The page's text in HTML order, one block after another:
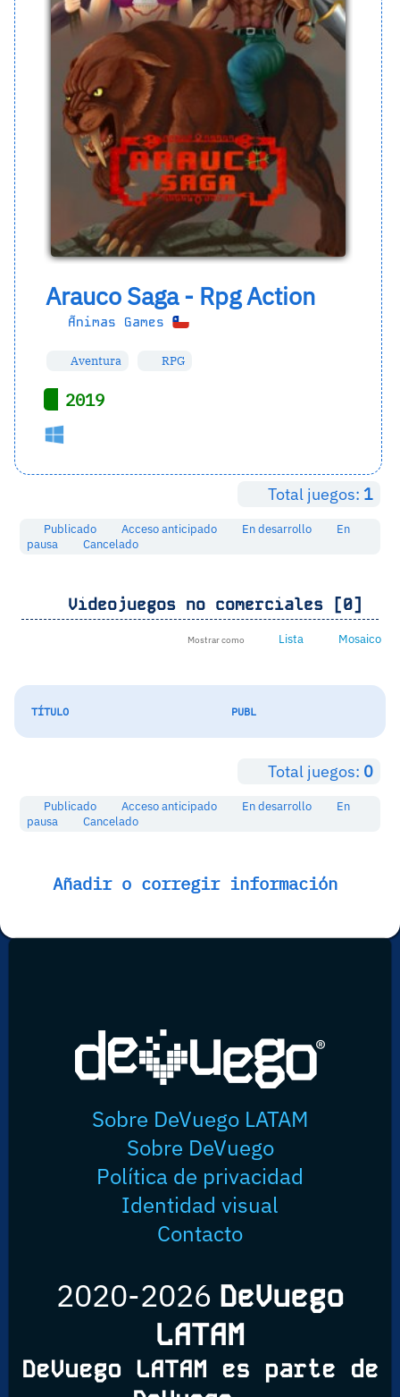
Arauco Saga - Rpg Action
Ãnimas Games
Aventura RPG
2019
Total juegos: 1
Publicado Acceso anticipado En desarrollo
En
pausa
Cancelado
Videojuegos no comerciales [0]
Mostrar como Lista Mosaico
TÍTULO PUBL
Total juegos: 0
Publicado Acceso anticipado En desarrollo
En
pausa
Cancelado
Añadir o corregir información
Sobre DeVuego LATAM
Sobre DeVuego
Política de privacidad
Identidad visual
Contacto
2020-2026 DeVuego
LATAM
DeVuego LATAM es parte de